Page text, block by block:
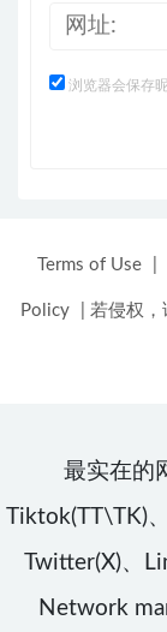
浏览器会保存
Terms of Use
Policy 若侵权，
最实在的
Tiktok(TT\TK)
Twitter(X)、
Network